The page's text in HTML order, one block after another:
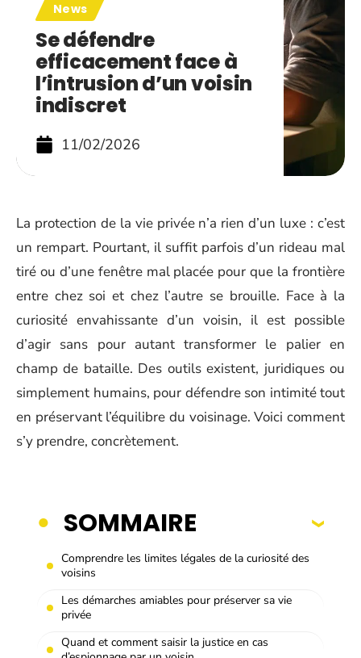
News
Se défendre
efficacement face à
l’intrusion d’un voisin
indiscret
11/02/2026
La protection de la vie privée n’a rien d’un luxe : c’est
un rempart. Pourtant, il suffit parfois d’un rideau mal
tiré ou d’une fenêtre mal placée pour que la frontière
entre chez soi et chez l’autre se brouille. Face à la
curiosité envahissante d’un voisin, il est possible
d’agir sans pour autant transformer le palier en
champ de bataille. Des outils existent, juridiques ou
simplement humains, pour défendre son intimité tout
en préservant l’équilibre du voisinage. Voici comment
s’y prendre, concrètement.
SOMMAIRE
Comprendre les limites légales de la curiosité des
voisins
Les démarches amiables pour préserver sa vie
privée
Quand et comment saisir la justice en cas